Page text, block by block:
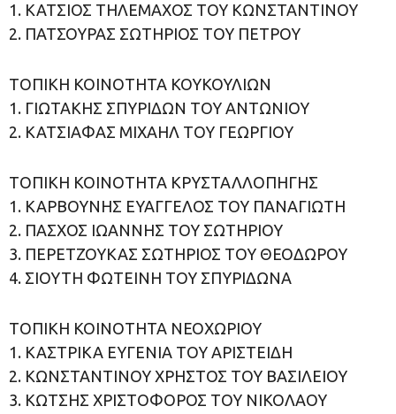
1. ΚΑΤΣΙΟΣ ΤΗΛΕΜΑΧΟΣ ΤΟΥ ΚΩΝΣΤΑΝΤΙΝΟΥ
2. ΠΑΤΣΟΥΡΑΣ ΣΩΤΗΡΙΟΣ ΤΟΥ ΠΕΤΡΟΥ
ΤΟΠΙΚΗ ΚΟΙΝΟΤΗΤΑ ΚΟΥΚΟΥΛΙΩΝ
1. ΓΙΩΤΑΚΗΣ ΣΠΥΡΙΔΩΝ ΤΟΥ ΑΝΤΩΝΙΟΥ
2. ΚΑΤΣΙΑΦΑΣ ΜΙΧΑΗΛ ΤΟΥ ΓΕΩΡΓΙΟΥ
ΤΟΠΙΚΗ ΚΟΙΝΟΤΗΤΑ ΚΡΥΣΤΑΛΛΟΠΗΓΗΣ
1. ΚΑΡΒΟΥΝΗΣ ΕΥΑΓΓΕΛΟΣ ΤΟΥ ΠΑΝΑΓΙΩΤΗ
2. ΠΑΣΧΟΣ ΙΩΑΝΝΗΣ ΤΟΥ ΣΩΤΗΡΙΟΥ
3. ΠΕΡΕΤΖΟΥΚΑΣ ΣΩΤΗΡΙΟΣ ΤΟΥ ΘΕΟΔΩΡΟΥ
4. ΣΙΟΥΤΗ ΦΩΤΕΙΝΗ ΤΟΥ ΣΠΥΡΙΔΩΝΑ
ΤΟΠΙΚΗ ΚΟΙΝΟΤΗΤΑ ΝΕΟΧΩΡΙΟΥ
1. ΚΑΣΤΡΙΚΑ ΕΥΓΕΝΙΑ ΤΟΥ ΑΡΙΣΤΕΙΔΗ
2. ΚΩΝΣΤΑΝΤΙΝΟΥ ΧΡΗΣΤΟΣ ΤΟΥ ΒΑΣΙΛΕΙΟΥ
3. ΚΩΤΣΗΣ ΧΡΙΣΤΟΦΟΡΟΣ ΤΟΥ ΝΙΚΟΛΑΟΥ